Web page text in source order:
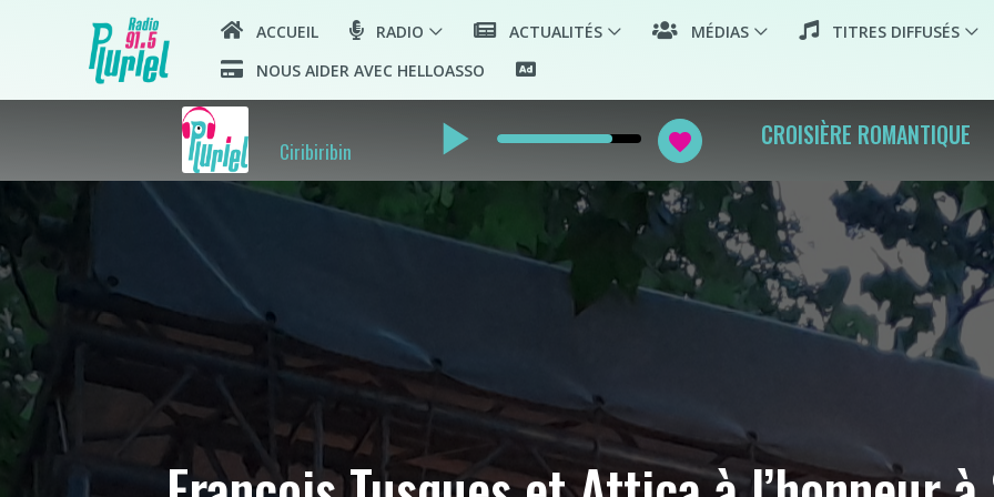
ACCUEIL RADIO ACTUALITÉS MÉDIAS TITRES DIFFUSÉS
NOUS AIDER AVEC HELLOASSO
Ciribiribin play_arrow favorite CROISIÈRE ROMANTIQUE